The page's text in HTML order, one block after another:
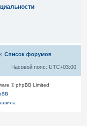
Список форумов
Часовой пояс: UTC+03:00
© phpBB Limited